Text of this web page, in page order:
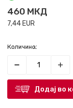
460 МКД
7,44 EUR
Количина:
Додај во